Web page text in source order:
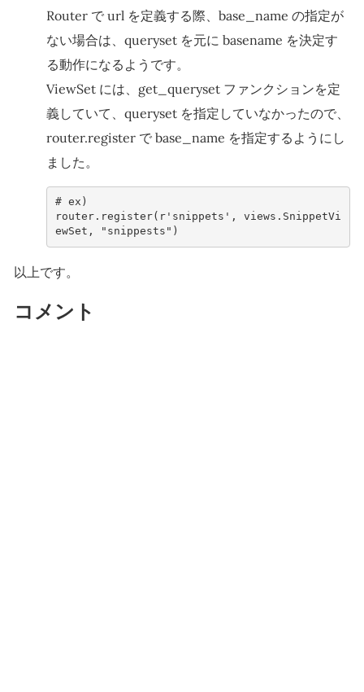
Router で url を定義する際、base_name の指定が
ない場合は、queryset を元に basename を決定す
る動作になるようです。
ViewSet には、get_queryset ファンクションを定
義していて、queryset を指定していなかったので、
router.register で base_name を指定するようにし
ました。
# ex)
router. register( r'snippets' , views . SnippetVi
ewSet , "snippests" )
以上です。
コメント